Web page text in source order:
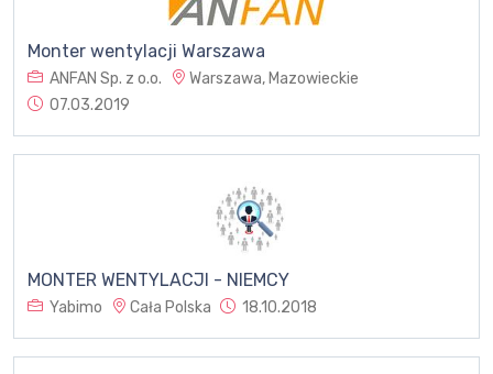
Monter wentylacji Warszawa
ANFAN Sp. z o.o.
Warszawa, Mazowieckie
07.03.2019
MONTER WENTYLACJI - NIEMCY
Yabimo Cała Polska 18.10.2018